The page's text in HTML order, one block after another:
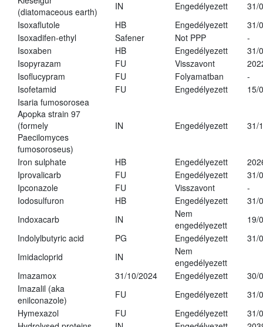
(diatomaceous earth)
IN Engedélyezett
31/
Isoxaflutole
HB Engedélyezett
31/
Isoxadifen-ethyl
Safener Not PPP
-
Isoxaben
HB Engedélyezett
31/
Isopyrazam
FU Visszavont
Isoflucypram
FU Folyamatban
-
Isofetamid
FU Engedélyezett
15/
Isaria fumosorosea
Apopka strain 97
(formely
Paecilomyces
fumosoroseus)
IN Engedélyezett 31/
Iron sulphate HB Engedélyezett
Iprovalicarb
FU Engedélyezett
31/
Ipconazole
FU Visszavont
-
Iodosulfuron
HB Engedélyezett
31/
Indoxacarb
IN
Nem
engedélyezett
19/
Indolylbutyric acid
PG Engedélyezett
31/
Imidacloprid
IN
Nem
engedélyezett
Imazamox
31/10/2024 Engedélyezett
30/
Imazalil (aka
enilconazole)
FU Engedélyezett
31/
Hymexazol
FU Engedélyezett
31/